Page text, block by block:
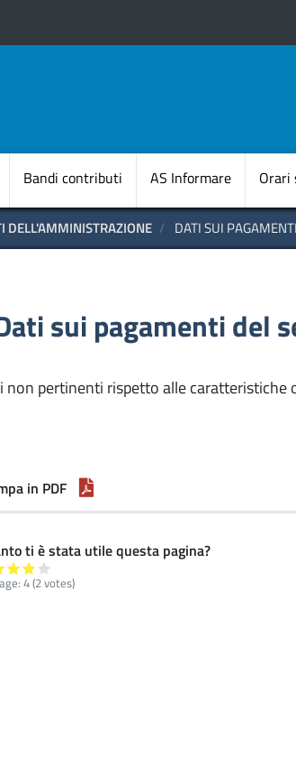
Navigazione
Bandi contributi AS Informare Orari
DELL'AMMINISTRAZIONE DATI SUI
sui pagamenti del
non pertinenti rispetto alle caratteristiche
in PDF
ti è stata utile questa pagina?
4(2votes)